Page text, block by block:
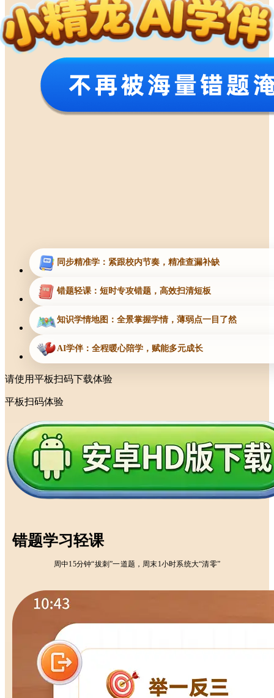
同步精准学：紧跟校内节奏，精准查漏补缺
错题轻课：短时专攻错题，高效扫清短板
知识学情地图：全景掌握学情，薄弱点一目了然
AI学伴：全程暖心陪学，赋能多元成长
请使用平板扫码下载体验
平板扫码体验
错题学习轻课
周中15分钟“拔刺”一道题，周末1小时系统大“清零”